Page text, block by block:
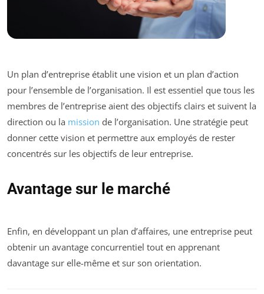
Un plan d’entreprise établit une vision et un plan d’action
pour l’ensemble de l’organisation. Il est essentiel que tous les
membres de l’entreprise aient des objectifs clairs et suivent la
direction ou la mission de l’organisation. Une stratégie peut
donner cette vision et permettre aux employés de rester
concentrés sur les objectifs de leur entreprise.
Avantage sur le marché
Enfin, en développant un plan d’affaires, une entreprise peut
obtenir un avantage concurrentiel tout en apprenant
davantage sur elle-même et sur son orientation.